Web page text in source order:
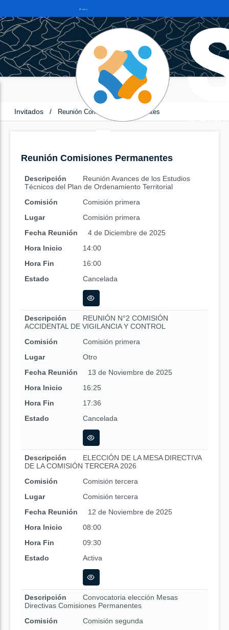
Invitados / Reunión Comisiones Permanentes
Reunión Comisiones Permanentes
Descripción
Reunión Avances de los Estudios
Técnicos del Plan de Ordenamiento Territorial
Comisión
Comisión primera
Lugar
Comisión primera
Fecha Reunión
4 de Diciembre de 2025
Hora Inicio
14:00
Hora Fin
16:00
Estado
Cancelada
Descripción
REUNIÓN N°2 COMISIÓN
ACCIDENTAL DE VIGILANCIA Y CONTROL
Comisión
Comisión primera
Lugar
Otro
Fecha Reunión
13 de Noviembre de 2025
Hora Inicio
16:25
Hora Fin
17:36
Estado
Cancelada
Descripción
ELECCIÓN DE LA MESA DIRECTIVA
DE LA COMISIÓN TERCERA 2026
Comisión
Comisión tercera
Lugar
Comisión tercera
Fecha Reunión
12 de Noviembre de 2025
Hora Inicio
08:00
Hora Fin
09:30
Estado
Activa
Descripción
Convocatoria elección Mesas
Directivas Comisiones Permanentes
Comisión
Comisión segunda